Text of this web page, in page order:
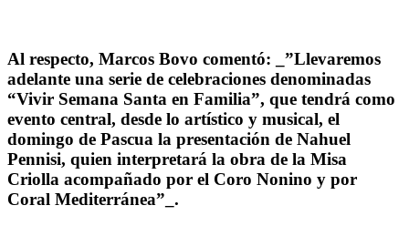
Al respecto, Marcos Bovo comentó: _”Llevaremos
adelante una serie de celebraciones denominadas
“Vivir Semana Santa en Familia”, que tendrá como
evento central, desde lo artístico y musical, el
domingo de Pascua la presentación de Nahuel
Pennisi, quien interpretará la obra de la Misa
Criolla acompañado por el Coro Nonino y por
Coral Mediterránea”_.